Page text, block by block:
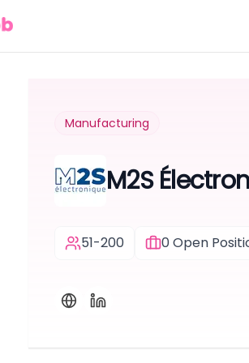
Manufacturing
M2S
51-200 0Open